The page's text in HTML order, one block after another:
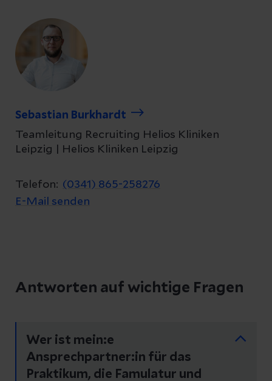
Sebastian Burkhardt
Teamleitung Recruiting Helios Kliniken
Leipzig | Helios Kliniken Leipzig
Telefon: (0341) 865-258276
E-Mail senden
Antworten auf wichtige Fragen
Wer ist mein:e
Ansprechpartner:in für das
Praktikum, die Famulatur und